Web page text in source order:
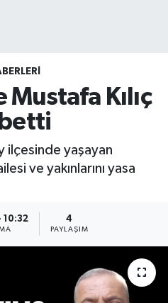
Kılıç
ilçesinde yaşayan
ve yakınlarını yasa
10:32 4
PAYLAŞIM